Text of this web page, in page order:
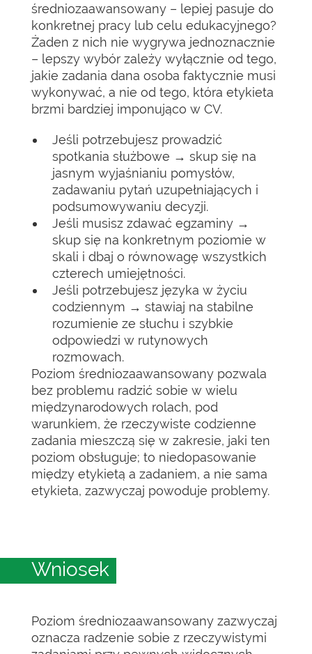
średniozaawansowany – lepiej pasuje do
konkretnej pracy lub celu edukacyjnego?
Żaden z nich nie wygrywa jednoznacznie
– lepszy wybór zależy wyłącznie od tego,
jakie zadania dana osoba faktycznie musi
wykonywać, a nie od tego, która etykieta
brzmi bardziej imponująco w CV.
Jeśli potrzebujesz prowadzić
spotkania służbowe → skup się na
jasnym wyjaśnianiu pomysłów,
zadawaniu pytań uzupełniających i
podsumowywaniu decyzji.
Jeśli musisz zdawać egzaminy →
skup się na konkretnym poziomie w
skali i dbaj o równowagę wszystkich
czterech umiejętności.
Jeśli potrzebujesz języka w życiu
codziennym → stawiaj na stabilne
rozumienie ze słuchu i szybkie
odpowiedzi w rutynowych
rozmowach.
Poziom średniozaawansowany pozwala
bez problemu radzić sobie w wielu
międzynarodowych rolach, pod
warunkiem, że rzeczywiste codzienne
zadania mieszczą się w zakresie, jaki ten
poziom obsługuje; to niedopasowanie
między etykietą a zadaniem, a nie sama
etykieta, zazwyczaj powoduje problemy.
Wniosek
Poziom średniozaawansowany zazwyczaj
oznacza radzenie sobie z rzeczywistymi